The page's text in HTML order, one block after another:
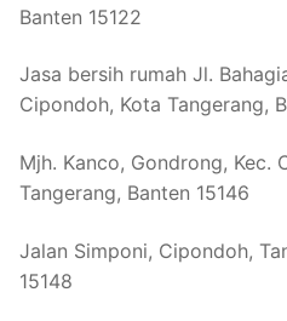
Banten 15122
Jasa bersih rumah Jl.
Cipondoh, Kota Tangerang,
Mjh. Kanco, Gondrong, Kec.
Tangerang, Banten 15146
Jalan Simponi, Cipondoh,
15148